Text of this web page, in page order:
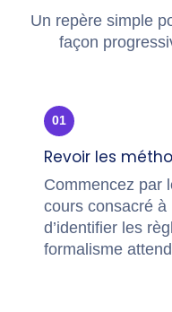
Un repère simple
façon
01
Revoir les
Commencez par
cours consacré à
d’identifier les
formalisme